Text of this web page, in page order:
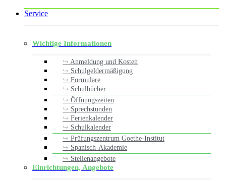
Service
Wichtige Informationen
Anmeldung und Kosten
Schulgeldermäßigung
Formulare
Schulbücher
Öffnungszeiten
Sprechstunden
Ferienkalender
Schulkalender
Prüfungszentrum Goethe-Institut
Spanisch-Akademie
Stellenangebote
Einrichtungen, Angebote